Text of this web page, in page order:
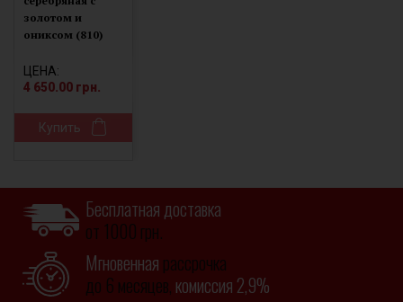
золотом и
ониксом (810)
ЦЕНА:
4 650.00 грн.
Купить
Бесплатная доставка
от 1000 грн.
Мгновенная рассрочка
до 6 месяцев, комиссия 2,9%